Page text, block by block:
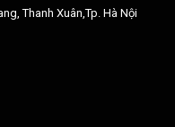
Thanh Xuân,Tp. Hà Nội